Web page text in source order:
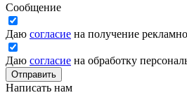
Сообщение
Даю согласие на получение
Даю согласие на обработку
Отправить
Написать нам